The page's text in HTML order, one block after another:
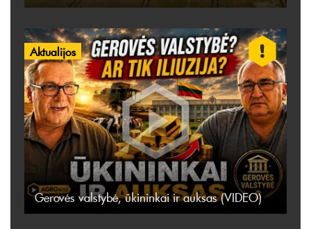
Aktualijos
Gerovės valstybė, ūkininkai ir auksas (VIDEO)